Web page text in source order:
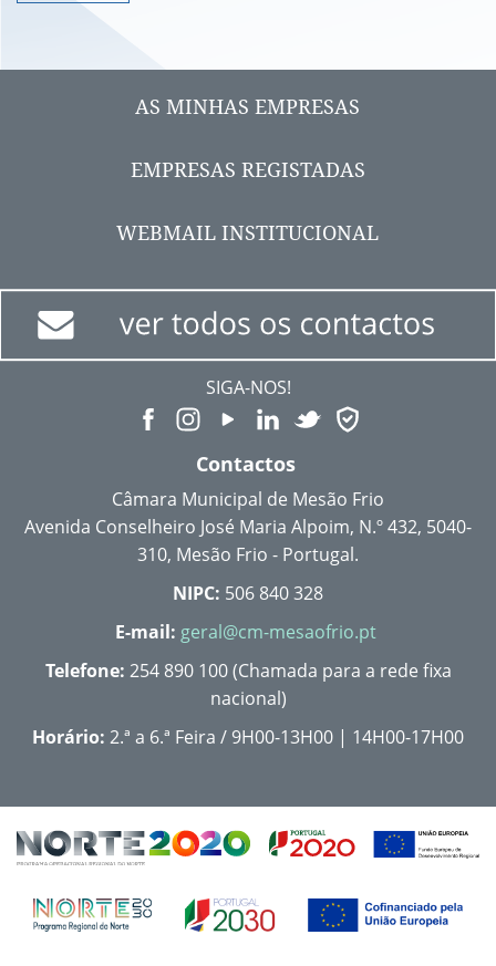
AS MINHAS EMPRESAS
EMPRESAS REGISTADAS
WEBMAIL INSTITUCIONAL
SIGA-NOS!
Contactos
Câmara Municipal de Mesão Frio
Avenida Conselheiro José Maria Alpoim, N.º 432, 5040-
310, Mesão Frio - Portugal.
NIPC: 506 840 328
E-mail: geral@cm-mesaofrio.pt
Telefone: 254 890 100 (Chamada para a rede fixa
nacional)
Horário: 2.ª a 6.ª Feira / 9H00-13H00 | 14H00-17H00